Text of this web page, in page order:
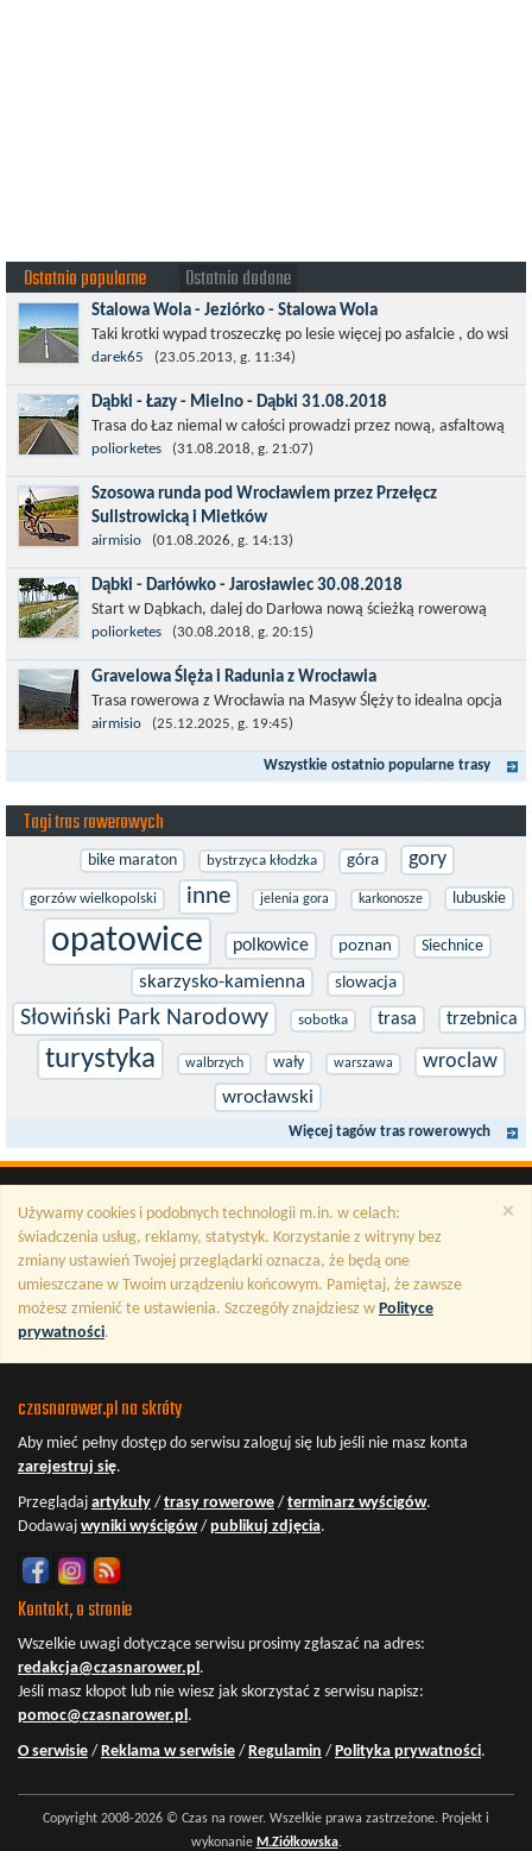
Ostatnio popularne Ostatnio dodane
Stalowa Wola - Jeziórko - Stalowa Wola
Taki krotki wypad troszeczkę po lesie więcej po asfalcie , do wsi
której już nie ma , kopalni siarki również nie ma , a ci co
pamiętają okres...
darek65 (23.05.2013, g. 11:34)
Dąbki - Łazy - Mielno - Dąbki 31.08.2018
Trasa do Łaz niemal w całości prowadzi przez nową, asfaltową
ścieżkę rowerową (od Dąbek do Iwięcina wzdłuż drogi 203).
Niestety jest to trasa nie...
poliorketes (31.08.2018, g. 21:07)
Szosowa runda pod Wrocławiem przez Przełęcz
Sulistrowicką i Mietków
Łatwa, szosowa runda pod Wrocławiem, raczej płaska z jednym
małym podjazdem na Przełęcz Sulistrowicką od strony Olesznej.
To trasa idealna na...
airmisio (01.08.2026, g. 14:13)
Dąbki - Darłówko - Jarosławiec 30.08.2018
Start w Dąbkach, dalej do Darłowa nową ścieżką rowerową
(niekiedy pieszo-rowerową), gdzie na pierwszym rondzie zjazd
w stronę Darłówka Zachodniego....
poliorketes (30.08.2018, g. 20:15)
Gravelowa Ślęża i Radunia z Wrocławia
Trasa rowerowa z Wrocławia na Masyw Ślęży to idealna opcja
na rower przełajowy (lub gravelowy). Zimą, kiedy nie ma śniegu,
a temperatura jest...
airmisio (25.12.2025, g. 19:45)
Wszystkie ostatnio popularne trasy
Tagi tras rowerowych
bike maraton bystrzyca kłodzka góra gory
gorzów wielkopolski inne jelenia gora karkonosze lubuskie
opatowice polkowice poznan Siechnice
skarzysko-kamienna slowacja
Słowiński Park Narodowy sobotka trasa trzebnica
turystyka walbrzych wały warszawa wroclaw
wrocławski
Więcej tagów tras rowerowych
×
Używamy cookies i podobnych technologii m.in. w celach:
świadczenia usług, reklamy, statystyk. Korzystanie z witryny bez
zmiany ustawień Twojej przeglądarki oznacza, że będą one
umieszczane w Twoim urządzeniu końcowym. Pamiętaj, że zawsze
możesz zmienić te ustawienia. Szczegóły znajdziesz w Polityce
prywatności.
czasnarower.pl na skróty
Aby mieć pełny dostęp do serwisu zaloguj się lub jeśli nie masz konta
zarejestruj się.
Przeglądaj artykuły / trasy rowerowe / terminarz wyścigów.
Dodawaj wyniki wyścigów/ publikuj zdjęcia.
Kontakt, o stronie
Wszelkie uwagi dotyczące serwisu prosimy zgłaszać na adres:
redakcja@czasnarower.pl.
Jeśli masz kłopot lub nie wiesz jak skorzystać z serwisu napisz:
pomoc@czasnarower.pl.
O serwisie / Reklama w serwisie / Regulamin / Polityka prywatności.
Copyright 2008-2026 © Czas na rower. Wszelkie prawa zastrzeżone. Projekt i
wykonanie M.Ziółkowska.